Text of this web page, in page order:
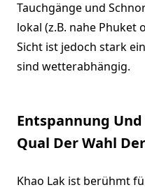
Tauchgänge und
lokal (z.B. nahe Phuket
Sicht ist jedoch stark
sind wetterabhängig.
Entspannung
Qual Der Wahl
Khao Lak ist berühmt